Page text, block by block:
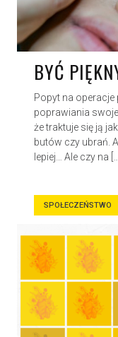
BYĆ
Popyt na operacje
poprawiania
że traktuje się ją
butów czy ubrań.
lepiej… Ale czy na […]
SPOŁECZEŃSTWO